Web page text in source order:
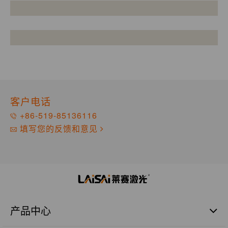
客户电话
+86-519-85136116
填写您的反馈和意见
产品中心